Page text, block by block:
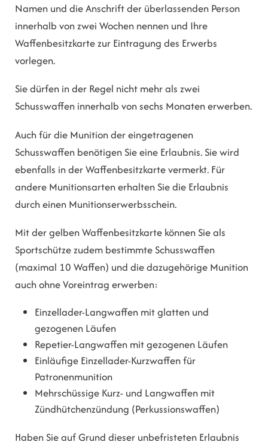
Namen und die Anschrift der überlassenden Person
innerhalb von zwei Wochen nennen und Ihre
Waffenbesitzkarte zur Eintragung des Erwerbs
vorlegen.
Sie dürfen in der Regel nicht mehr als zwei
Schusswaffen innerhalb von sechs Monaten erwerben.
Auch für die Munition der eingetragenen
Schusswaffen benötigen Sie eine Erlaubnis. Sie wird
ebenfalls in der Waffenbesitzkarte vermerkt. Für
andere Munitionsarten erhalten Sie die Erlaubnis
durch einen Munitionserwerbsschein.
Mit der gelben Waffenbesitzkarte können Sie als
Sportschütze zudem bestimmte Schusswaffen
(maximal 10 Waffen) und die dazugehörige Munition
auch ohne Voreintrag erwerben:
Einzellader-Langwaffen mit glatten und
gezogenen Läufen
Repetier-Langwaffen mit gezogenen Läufen
Einläufige Einzellader-Kurzwaffen für
Patronenmunition
Mehrschüssige Kurz- und Langwaffen mit
Zündhütchenzündung (Perkussionswaffen)
Haben Sie auf Grund dieser unbefristeten Erlaubnis